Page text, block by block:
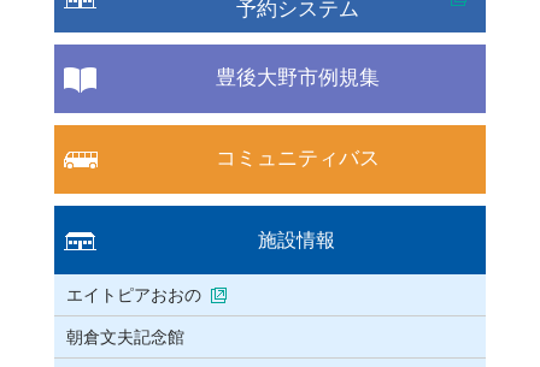
予約システム
豊後大野市例規集
コミュニティバス
施設情報
エイトピアおおの
朝倉文夫記念館